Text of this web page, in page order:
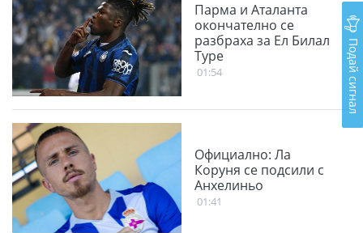
Парма и Аталанта
окончателно се
разбраха за Ел Билал
Туре
01:54
Официално: Ла
Коруня се подсили с
Анхелиньо
01:41
Подай сигнал